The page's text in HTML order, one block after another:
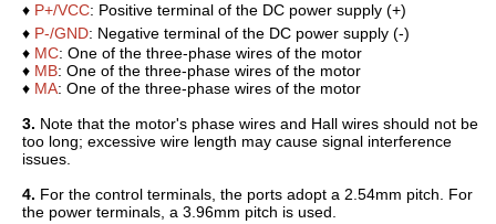
♦ P+/VCC: Positive terminal of the DC power supply (+)
♦ P-/GND: Negative terminal of the DC power supply (-)
♦ MC: One of the three-phase wires of the motor
♦ MB: One of the three-phase wires of the motor
♦ MA: One of the three-phase wires of the motor
3. Note that the motor's phase wires and Hall wires should not be
too long; excessive wire length may cause signal interference
issues.
4. For the control terminals, the ports adopt a 2.54mm pitch. For
the power terminals, a 3.96mm pitch is used.